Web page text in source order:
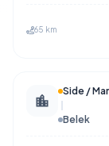
65 km
Side /
Belek